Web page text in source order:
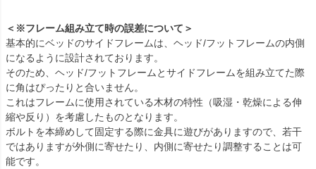
＜※フレーム組み立て時の誤差について＞
基本的にベッドのサイドフレームは、ヘッド/フットフレームの内側
になるように設計されております。
そのため、ヘッド/フットフレームとサイドフレームを組み立てた際
に角はぴったりと合いません。
これはフレームに使用されている木材の特性（吸湿・乾燥による伸
縮や反り）を考慮したものとなります。
ボルトを本締めして固定する際に金具に遊びがありますので、若干
ではありますが外側に寄せたり、内側に寄せたり調整することは可
能です。